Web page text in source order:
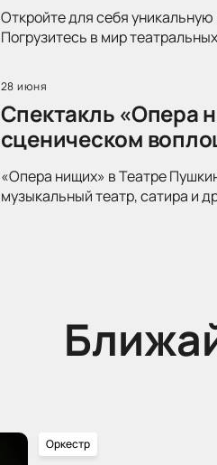
Откройте для себя
Погрузитесь в мир
28 июня
Спектакль «Опера
сценическом
«Опера нищих» в Театре
музыкальный театр, сатира и
Оркестр